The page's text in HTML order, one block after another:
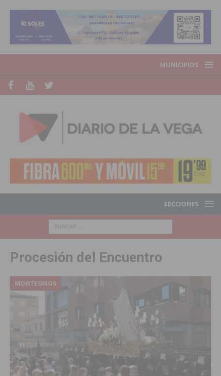
MUNICIPIOS
SECCIONES
Procesión del Encuentro
MONTESINOS